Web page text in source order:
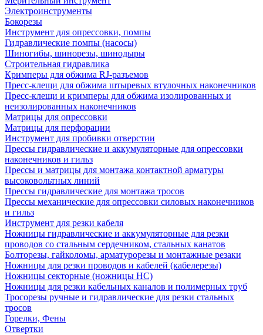
Электроинструменты
Бокорезы
Инструмент для опрессовки, помпы
Гидравлические помпы (насосы)
Шиногибы, шинорезы, шинодыры
Строительная гидравлика
Кримперы для обжима RJ-разъемов
Пресс-клещи для обжима штыревых втулочных наконечников
Пресс-клещи и кримперы для обжима изолированных и
неизолированных наконечников
Матрицы для опрессовки
Матрицы для перфорации
Инструмент для пробивки отверстии
Прессы гидравлические и аккумуляторные для опрессовки
наконечников и гильз
Прессы и матрицы для монтажа контактной арматуры
высоковольтных линий
Прессы гидравлические для монтажа тросов
Прессы механические для опрессовки силовых наконечников
и гильз
Инструмент для резки кабеля
Ножницы гидравлические и аккумуляторные для резки
проводов со стальным сердечником, стальных канатов
Болторезы, гайколомы, арматурорезы и монтажные резаки
Ножницы для резки проводов и кабелей (кабелерезы)
Ножницы секторные (ножницы НС)
Ножницы для резки кабельных каналов и полимерных труб
Тросорезы ручные и гидравлические для резки стальных
тросов
Горелки, Фены
Отвертки